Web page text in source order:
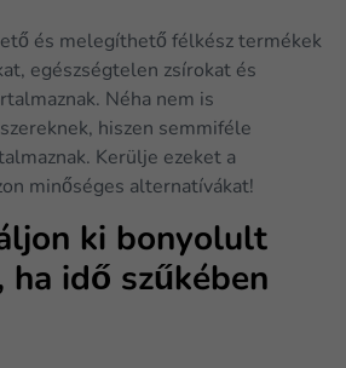
és melegíthető félkész termékek
egészségtelen zsírokat és
Néha nem is
hiszen semmiféle
Kerülje ezeket a
minőséges alternatívákat!
ki bonyolult
ha idő szűkében